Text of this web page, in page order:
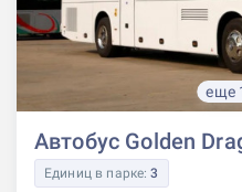
еще
Автобус Golden
Единиц в парке:3